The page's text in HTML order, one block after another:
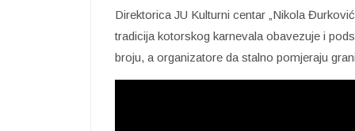
Direktorica JU Kulturni centar „Nikola
tradicija kotorskog karnevala obavezuje i
broju, a organizatore da stalno pomjeraju